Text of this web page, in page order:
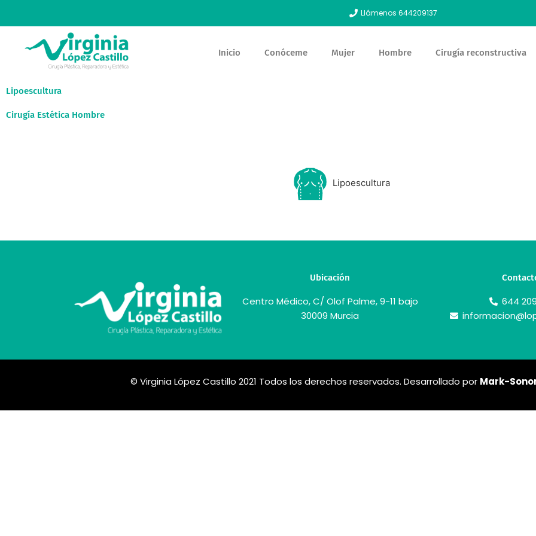
Llámenos 644209137
Inicio Conóceme Mujer Hombre Cirugía reconstructiva
Lipoescultura
Cirugía Estética Hombre
Lipoescultura
Ubicación
Centro Médico, C/ Olof Palme, 9-11 bajo
30009 Murcia
644
© Virginia López Castillo 2021 Todos los derechos reservados. Desarrollado por Mark-